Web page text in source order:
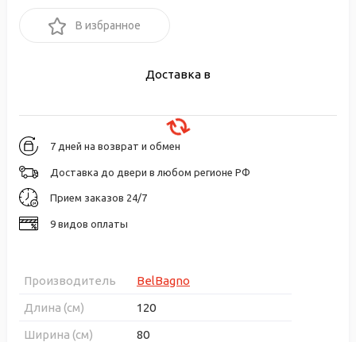
В избранное
Доставка в
7 дней на возврат и обмен
Доставка до двери в любом регионе РФ
Прием заказов 24/7
9 видов оплаты
Производитель
BelBagno
Длина (см)
120
Ширина (см)
80